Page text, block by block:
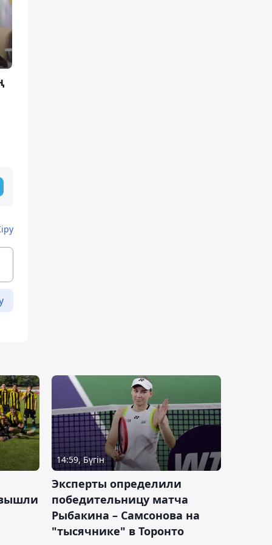
14:59, Бүгін
Эксперты определили
победительницу матча
Рыбакина – Самсонова на
"тысячнике" в Торонто